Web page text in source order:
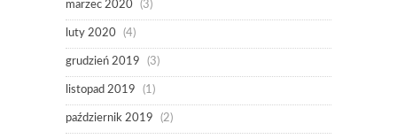
marzec 2020 (3)
luty 2020 (4)
grudzień 2019 (3)
listopad 2019 (1)
październik 2019 (2)